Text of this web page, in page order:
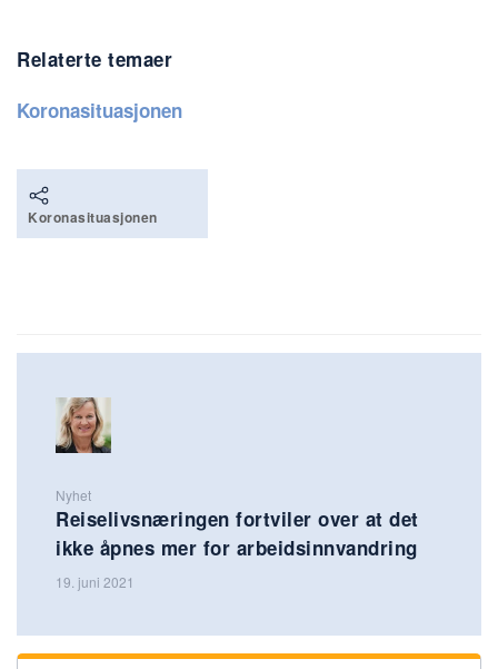
Relaterte temaer
Koronasituasjonen
Koronasituasjonen
Nyhet
Reiselivsnæringen fortviler over at det
ikke åpnes mer for arbeidsinnvandring
19. juni 2021